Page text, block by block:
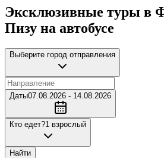
Эксклюзивные туры в
Пизу на автобусе
Выберите город отправления
Даты07.08.2026 - 14.08.2026
Кто едет?1 взрослый
Найти